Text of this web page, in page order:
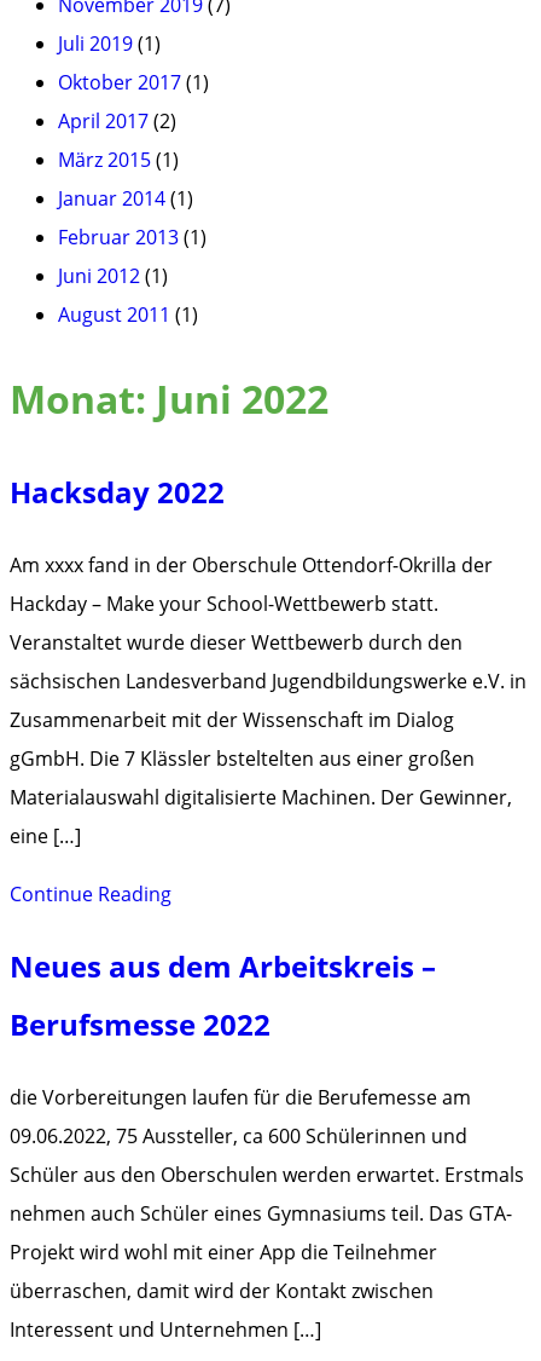
Juli 2019(1)
Oktober 2017(1)
April 2017(2)
März 2015(1)
Januar 2014(1)
Februar 2013(1)
Juni 2012(1)
August 2011 (1)
Monat: Juni 2022
Hacksday 2022
Am xxxx fand in der Oberschule Ottendorf-Okrilla der
Hackday – Make your School-Wettbewerb statt.
Veranstaltet wurde dieser Wettbewerb durch den
sächsischen Landesverband Jugendbildungswerke e.V. in
Zusammenarbeit mit der Wissenschaft im Dialog
gGmbH. Die 7 Klässler bsteltelten aus einer großen
Materialauswahl digitalisierte Machinen. Der Gewinner,
eine […]
Continue ReadingHacksday
Neues aus dem Arbeitskreis –
Berufsmesse 2022
die Vorbereitungen laufen für die Berufemesse am
09.06.2022, 75 Aussteller, ca 600 Schülerinnen und
Schüler aus den Oberschulen werden erwartet. Erstmals
nehmen auch Schüler eines Gymnasiums teil. Das GTA-
Projekt wird wohl mit einer App die Teilnehmer
überraschen, damit wird der Kontakt zwischen
Interessent und Unternehmen […]